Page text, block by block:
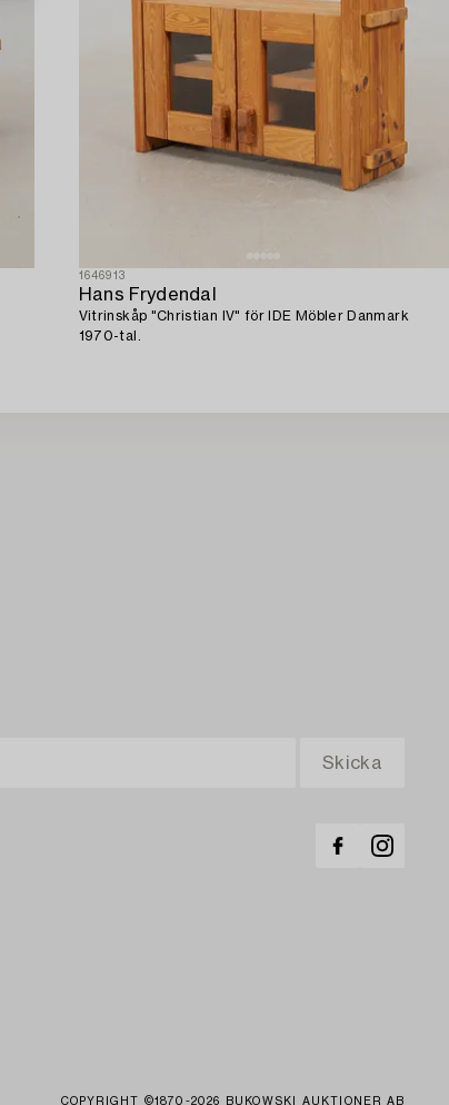
1646913
Hans Frydendal
Vitrinskåp "Christian IV" för IDE Möbler Danmark
1970-tal.
COPYRIGHT ©1870-2026 BUKOWSKI AUKTIONER AB